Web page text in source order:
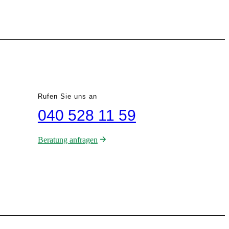
Rufen Sie uns an
040 528 11 59
Beratung anfragen